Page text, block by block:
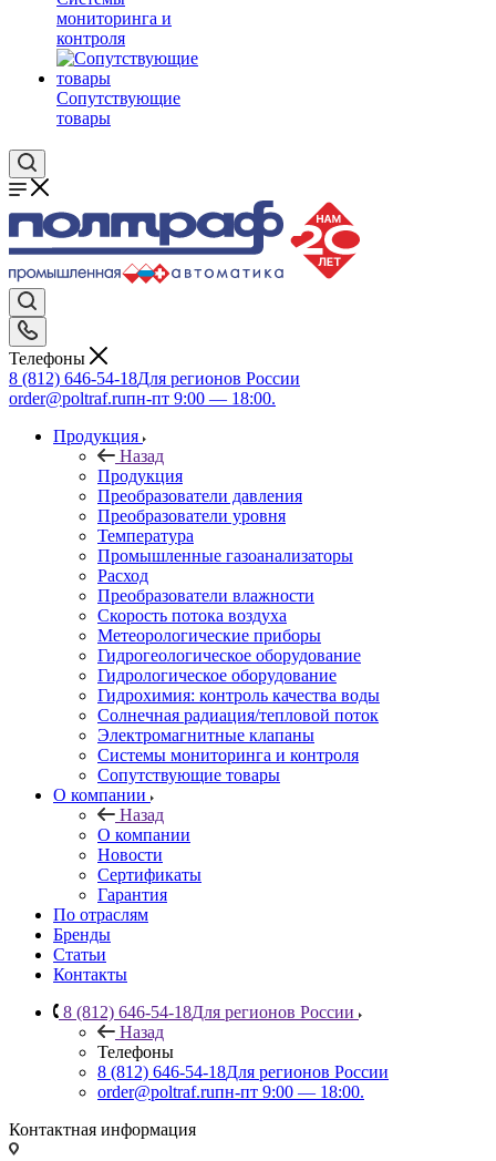
мониторинга и
контроля
Сопутствующие
товары
Телефоны
8 (812) 646-54-18Для регионов России
order@poltraf.ruпн-пт 9:00 — 18:00.
Продукция
Назад
Продукция
Преобразователи давления
Преобразователи уровня
Температура
Промышленные газоанализаторы
Расход
Преобразователи влажности
Скорость потока воздуха
Метеорологические приборы
Гидрогеологическое оборудование
Гидрологическое оборудование
Гидрохимия: контроль качества воды
Солнечная радиация/тепловой поток
Электромагнитные клапаны
Системы мониторинга и контроля
Сопутствующие товары
О компании
Назад
О компании
Новости
Сертификаты
Гарантия
По отраслям
Бренды
Статьи
Контакты
8 (812) 646-54-18Для регионов России
Назад
Телефоны
8 (812) 646-54-18Для регионов России
order@poltraf.ruпн-пт 9:00 — 18:00.
Контактная информация